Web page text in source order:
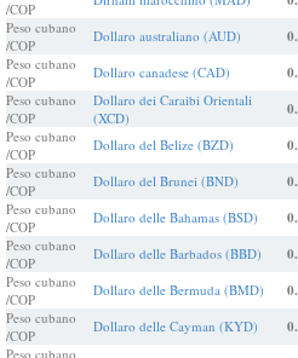
/COP
Peso cubano
/COP
Dollaro australiano (AUD)
Peso cubano
/COP
Dollaro canadese (CAD)
Peso cubano
/COP
Dollaro dei Caraibi Orientali
(XCD)
Peso cubano
/COP
Dollaro del Belize (BZD)
Peso cubano
/COP
Dollaro del Brunei (BND)
Peso cubano
/COP
Dollaro delle Bahamas (BSD)
Peso cubano
/COP
Dollaro delle Barbados (BBD)
Peso cubano
/COP
Dollaro delle Bermuda (BMD)
Peso cubano
/COP
Dollaro delle Cayman (KYD)
Peso cubano